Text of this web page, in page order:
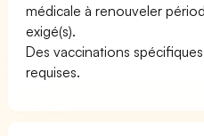
médicale à renouveler
exigé(s).
Des vaccinations
requises.